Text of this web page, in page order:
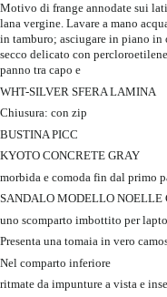
Motivo di frange annodate sui
lana vergine. Lavare a mano
in tamburo; asciugare in piano
secco delicato con
panno tra capo e
WHT-SILVER SFERA LAMINA
Chiusura: con zip
BUSTINA PICC
KYOTO CONCRETE GRAY
morbida e comoda fin dal primo
SANDALO MODELLO NOELLE
uno scomparto imbottito per
Presenta una tomaia in vero
Nel comparto inferiore
ritmate da impunture a vista e